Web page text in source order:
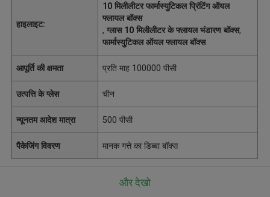
हाइलाइट:
10 मिलीलीटर फार्मास्युटिकल प्रिंटिंग ऑयल
फ्लायल बॉक्स
,ग्लास 10 मिलीलीटर के फ्लायल भंडारण बॉक्स,
फार्मास्युटिकल ऑयल फ्लायल बॉक्स
आपूर्ति की क्षमता प्रति माह 100000 पीसी
उत्पत्ति के प्लेस चीन
न्यूनतम आदेश मात्रा 500 पीसी
पैकेजिंग विवरण मानक गत्ते का डिब्बा बॉक्स
और देखो